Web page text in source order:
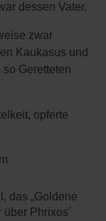
dessen Vater.
zwar
Kaukasus und
Geretteten
opferte
das „Goldene
Phrixos´